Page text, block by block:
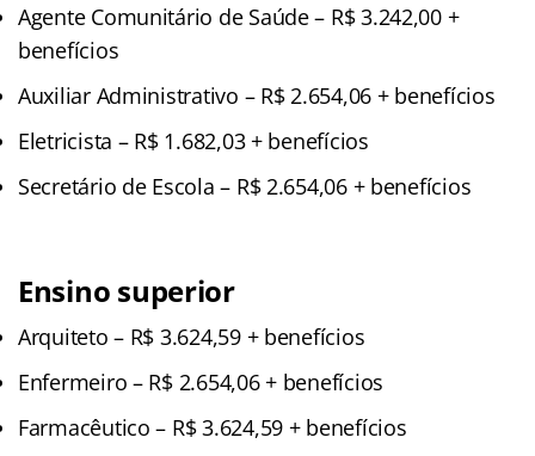
Agente Comunitário de Saúde – R$ 3.242,00 +
benefícios
Auxiliar Administrativo – R$ 2.654,06 + benefícios
Eletricista – R$ 1.682,03 + benefícios
Secretário de Escola – R$ 2.654,06 + benefícios
Ensino superior
Arquiteto – R$ 3.624,59 + benefícios
Enfermeiro – R$ 2.654,06 + benefícios
Farmacêutico – R$ 3.624,59 + benefícios